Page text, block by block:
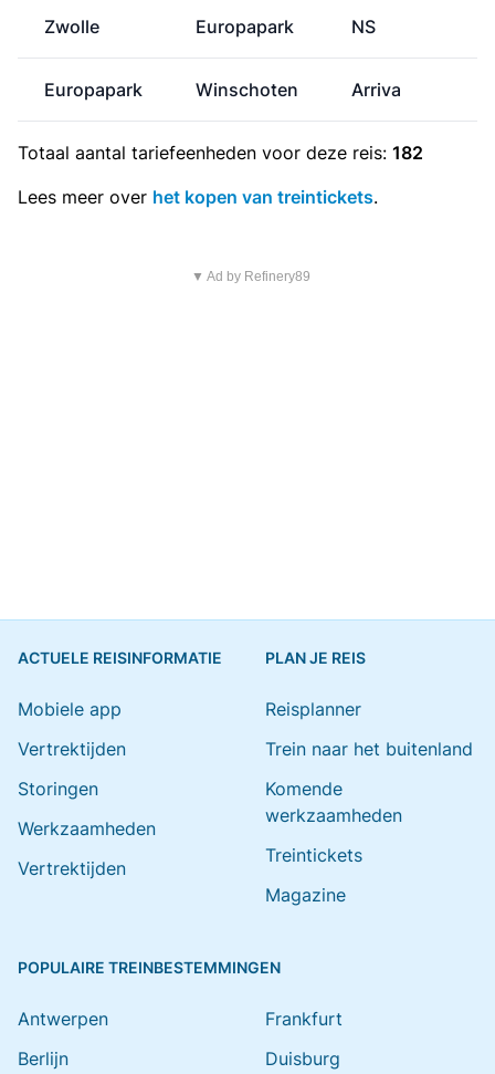
Zwolle Europapark NS
Europapark Winschoten Arriva
Totaal aantal tariefeenheden voor deze reis: 182
Lees meer over het kopen van treintickets.
▼ Ad by Refinery89
ACTUELE REISINFORMATIE
Mobiele app
Vertrektijden
Storingen
Werkzaamheden
Vertrektijden
PLAN JE REIS
Reisplanner
Trein naar het buitenland
Komende
werkzaamheden
Treintickets
Magazine
POPULAIRE TREINBESTEMMINGEN
Antwerpen
Berlijn
Frankfurt
Duisburg